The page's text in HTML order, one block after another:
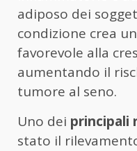
adiposo dei
condizione crea
favorevole alla
aumentando il
tumore al seno.
Uno dei principali
stato il